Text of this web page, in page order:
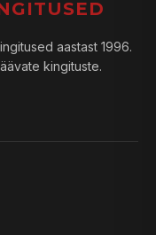
aastast 1996.
kingituste.